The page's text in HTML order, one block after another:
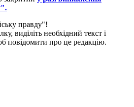
правду"!
виділіть необхідний текст і
повідомити про це редакцію.